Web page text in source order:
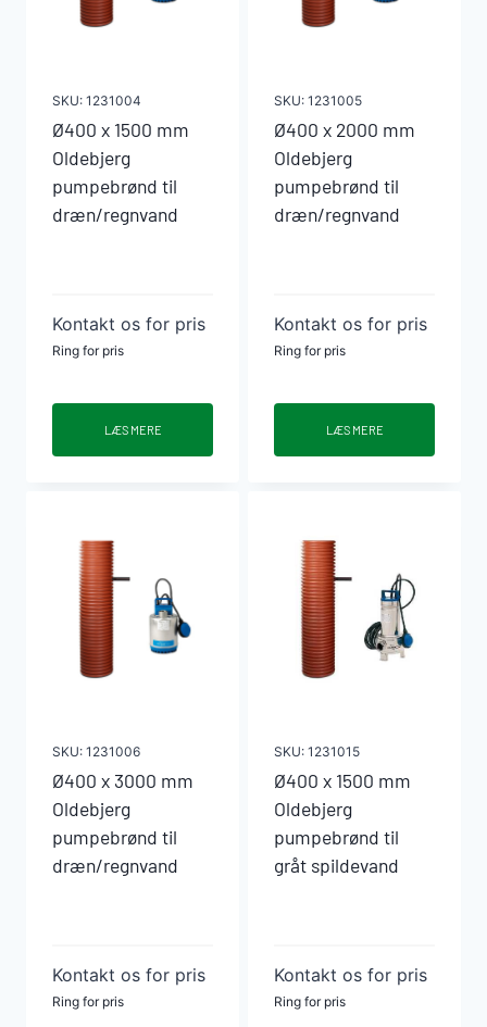
antal
SKU: 1231004
Ø400 x 1500 mm
Oldebjerg
pumpebrønd til
dræn/regnvand
Kontakt os for pris
Ring for pris
LÆS MERE
SKU: 1231005
Ø400 x 2000 mm
Oldebjerg
pumpebrønd til
dræn/regnvand
Kontakt os for pris
Ring for pris
LÆS MERE
SKU: 1231006
Ø400 x 3000 mm
Oldebjerg
pumpebrønd til
dræn/regnvand
Kontakt os for pris
Ring for pris
SKU: 1231015
Ø400 x 1500 mm
Oldebjerg
pumpebrønd til
gråt spildevand
Kontakt os for pris
Ring for pris